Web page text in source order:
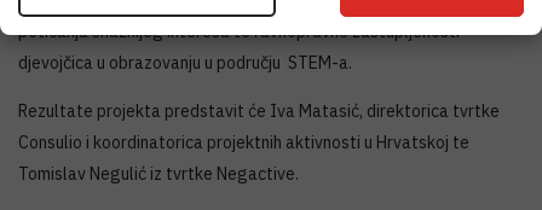
poticanja snažnijeg interesa te ravnopravne zastupljenosti
djevojčica u obrazovanju u području STEM-a.
Rezultate projekta predstavit će Iva Matasić, direktorica tvrtke
Consulio i koordinatorica projektnih aktivnosti u Hrvatskoj te
Tomislav Negulić iz tvrtke Negactive.